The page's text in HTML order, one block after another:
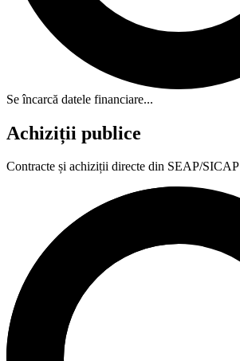
Se încarcă datele financiare...
Achiziții publice
Contracte și achiziții directe din SEAP/SICAP